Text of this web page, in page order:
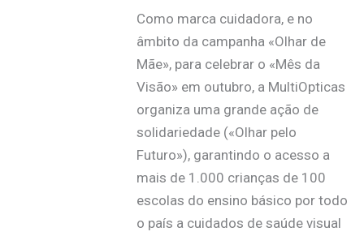
Como marca cuidadora, e no
âmbito da campanha «Olhar de
Mãe», para celebrar o «Mês da
Visão» em outubro, a MultiOpticas
organiza uma grande ação de
solidariedade («Olhar pelo
Futuro»), garantindo o acesso a
mais de 1.000 crianças de 100
escolas do ensino básico por todo
o país a cuidados de saúde visual